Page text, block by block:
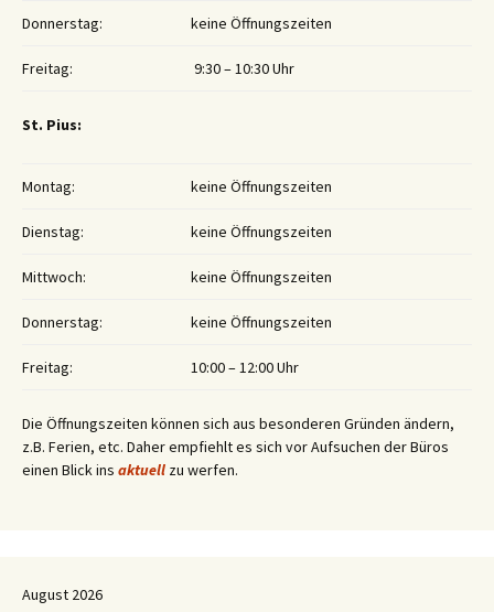
Donnerstag: keine Öffnungszeiten
Freitag: 9:30 – 10:30 Uhr
St. Pius:
Montag: keine Öffnungszeiten
Dienstag: keine Öffnungszeiten
Mittwoch: keine Öffnungszeiten
Donnerstag: keine Öffnungszeiten
Freitag: 10:00 – 12:00 Uhr
Die Öffnungszeiten können sich aus besonderen Gründen ändern,
z.B. Ferien, etc. Daher empfiehlt es sich vor Aufsuchen der Büros
einen Blick ins aktuell zu werfen.
August 2026